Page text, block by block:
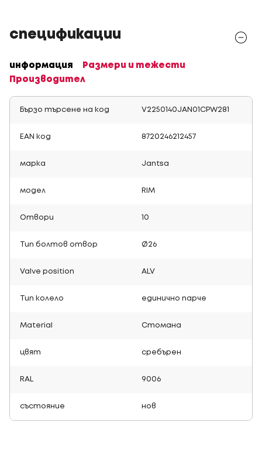
спецификации
информация
Размери и тежести
Производител
Бързо търсене на код V2250140JAN01CPW281
EAN код 8720246212457
марка Jantsa
модел RIM
Отвори 10
Тип болтов отвор Ø26
Valve position ALV
Тип колело единично парче
Material Стомана
цвят сребърен
RAL 9006
състояние нов